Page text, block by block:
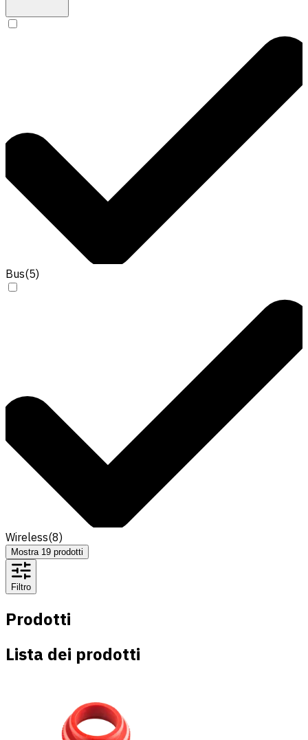
Bus(5)
Wireless(8)
Mostra 19 prodotti
Filtro
Prodotti
Lista dei prodotti